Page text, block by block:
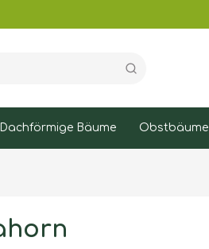
Dachförmige Bäume Obstbäume